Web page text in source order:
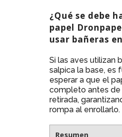
¿Qué se debe
papel
usar bañeras
Si las aves utilizan
salpica la base, es
esperar a que el
completo antes de
retirada,
rompa al enrollarlo.
Resumen